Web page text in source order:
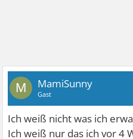
M MamiSunny
Gast
Ich weiß nicht was ich
Ich weiß nur das ich vor 4